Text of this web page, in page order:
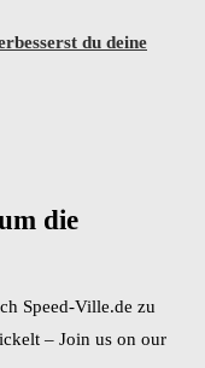
du deine
die
Speed-Ville.de zu
– Join us on our